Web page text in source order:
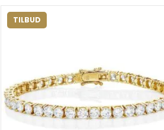
TILBUD